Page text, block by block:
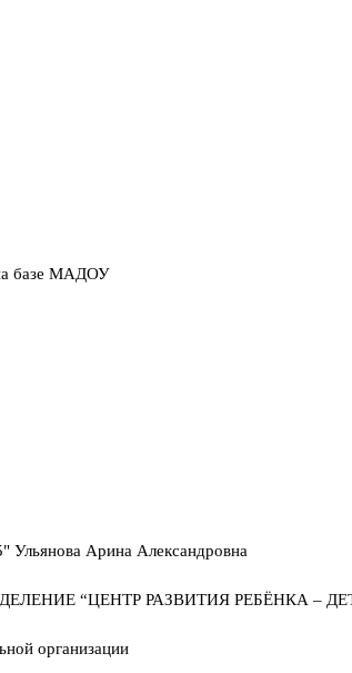
базе МАДОУ
Ульянова Арина Александровна
“ЦЕНТР РАЗВИТИЯ РЕБЁНКА –
организации